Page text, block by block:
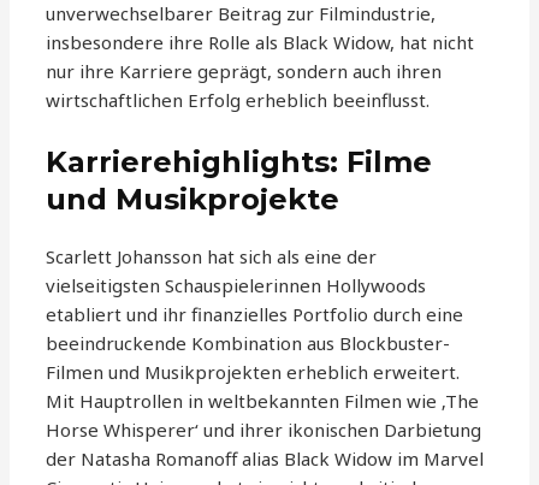
unverwechselbarer Beitrag zur Filmindustrie,
insbesondere ihre Rolle als Black Widow, hat nicht
nur ihre Karriere geprägt, sondern auch ihren
wirtschaftlichen Erfolg erheblich beeinflusst.
Karrierehighlights: Filme
und Musikprojekte
Scarlett Johansson hat sich als eine der
vielseitigsten Schauspielerinnen Hollywoods
etabliert und ihr finanzielles Portfolio durch eine
beeindruckende Kombination aus Blockbuster-
Filmen und Musikprojekten erheblich erweitert.
Mit Hauptrollen in weltbekannten Filmen wie ‚The
Horse Whisperer‘ und ihrer ikonischen Darbietung
der Natasha Romanoff alias Black Widow im Marvel